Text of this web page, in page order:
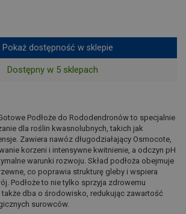
Pokaż dostępność w sklepie
Dostępny w 5 sklepach
Podłoże do Rododendronów to specjalnie
dla roślin kwasnolubnych, takich jak
Zawiera nawóz długodziałający Osmocote,
korzeni i intensywne kwitnienie, a odczyn pH
warunki rozwoju. Skład podłoża obejmuje
co poprawia strukturę gleby i wspiera
Podłoże to nie tylko sprzyja zdrowemu
dba o środowisko, redukując zawartość
surowców.